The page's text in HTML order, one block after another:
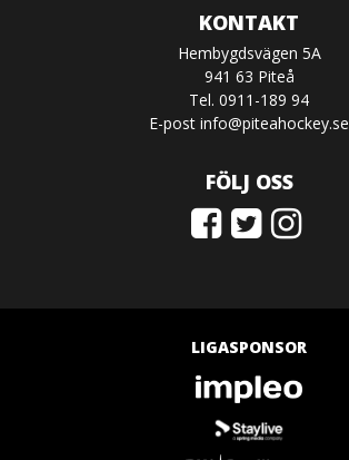
KONTAKT
Hembygdsvägen 5A
941 63 Piteå
Tel. 0911-189 94
E-post info@piteahockey.se
FÖLJ OSS
LIGASPONSOR